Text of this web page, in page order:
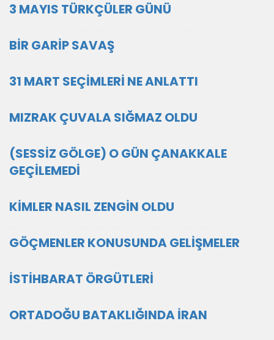
3 MAYIS TÜRKÇÜLER GÜNÜ
BİR GARİP SAVAŞ
31 MART SEÇİMLERİ NE ANLATTI
MIZRAK ÇUVALA SIĞMAZ OLDU
(SESSİZ GÖLGE) O GÜN ÇANAKKALE
GEÇİLEMEDİ
KİMLER NASIL ZENGİN OLDU
GÖÇMENLER KONUSUNDA GELİŞMELER
İSTİHBARAT ÖRGÜTLERİ
ORTADOĞU BATAKLIĞINDA İRAN